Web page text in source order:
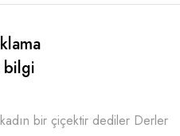
bilgi
bir çiçektir dediler Derler